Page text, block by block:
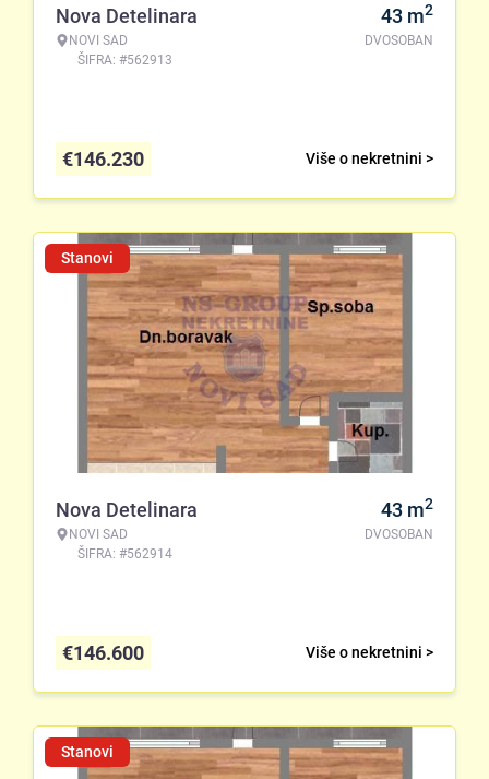
Nova Detelinara
NOVI SAD
ŠIFRA: #562913
43 m2
DVOSOBAN
Više o nekretnini >
€146.230
Stanovi
Nova Detelinara
NOVI SAD
ŠIFRA: #562914
43 m2
DVOSOBAN
Više o nekretnini >
€146.600
Stanovi